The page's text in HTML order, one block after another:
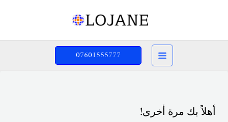
07601555777
أهلاً بك مرة أخرى!